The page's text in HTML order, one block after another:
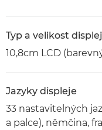
Typ a velikost
10,8cm LCD
Jazyky displeje
33 nastavitelných
a palce), němčina,